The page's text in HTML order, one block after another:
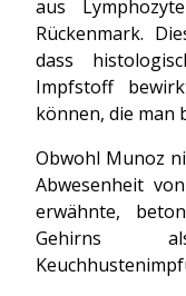
aus
Rückenmark.
dass
Impfstoff
können, die man
Obwohl Munoz
Abwesenheit
erwähnte,
Gehirns